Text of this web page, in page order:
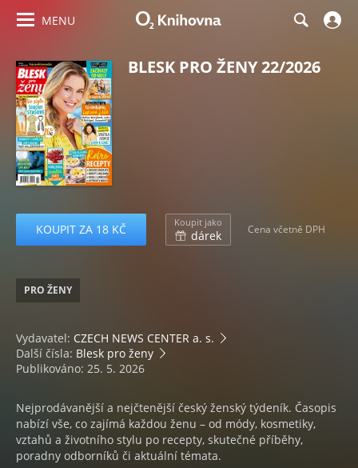
MENU
BLESK PRO ŽENY 22/2026
KOUPIT ZA 18 KČ Koupit jako
dárek Cena včetně DPH
PRO ŽENY
Vydavatel: CZECH NEWS CENTER a. s.
Další čísla: Blesk pro ženy
Publikováno: 25. 5. 2026
Nejprodávanější a nejčtenější český ženský týdeník. Časopis
nabízí vše, co zajímá každou ženu – od módy, kosmetiky,
vztahů a životního stylu po recepty, skutečné příběhy,
poradny odborníků či aktuální témata.